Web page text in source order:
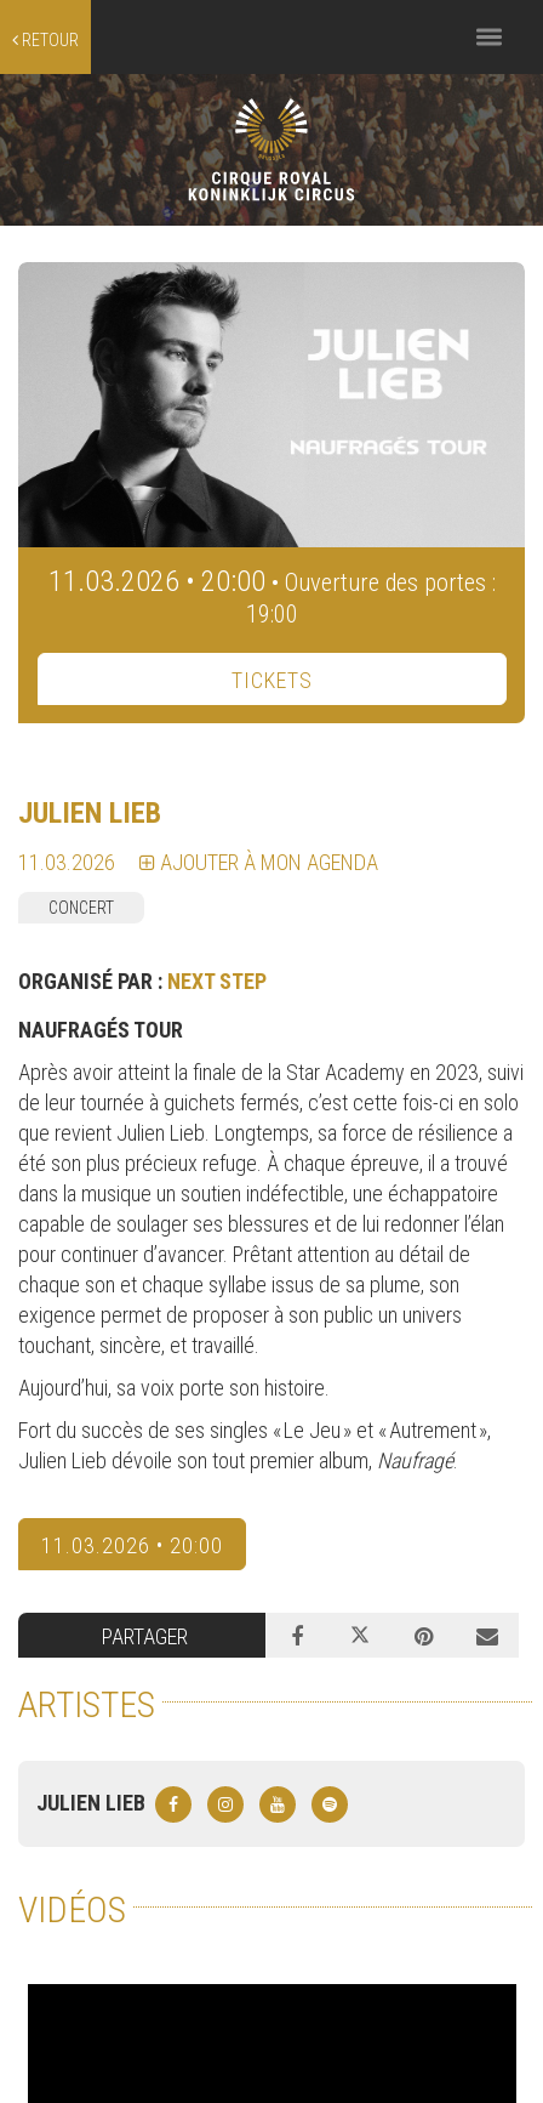
RETOUR
Toggle
navigation
11.03.2026 • 20:00 • Ouverture des portes :
19:00
TICKETS
JULIEN LIEB
11.03.2026 AJOUTER À MON AGENDA
CONCERT
ORGANISÉ PAR : NEXT STEP
NAUFRAGÉS TOUR
Après avoir atteint la finale de la Star Academy en 2023, suivi
de leur tournée à guichets fermés, c’est cette fois-ci en solo
que revient Julien Lieb. Longtemps, sa force de résilience a
été son plus précieux refuge. À chaque épreuve, il a trouvé
dans la musique un soutien indéfectible, une échappatoire
capable de soulager ses blessures et de lui redonner l’élan
pour continuer d’avancer. Prêtant attention au détail de
chaque son et chaque syllabe issus de sa plume, son
exigence permet de proposer à son public un univers
touchant, sincère, et travaillé.
Aujourd’hui, sa voix porte son histoire.
Fort du succès de ses singles « Le Jeu » et « Autrement »,
Julien Lieb dévoile son tout premier album, Naufragé.
11.03.2026 • 20:00
PARTAGER
ARTISTES
JULIEN LIEB
VIDÉOS